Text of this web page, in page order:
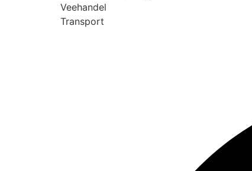
Veehandel
Transport